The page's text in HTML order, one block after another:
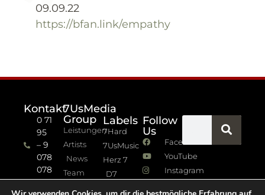
09.09.22
https://bfan.link/empathy
Kontakt
0 71
95
– 9
078
078
7UsMedia
Group
Leistungen
Artists
News
Team
Labels
7Hard
7UsMusic
Herz 7
D7
Follow
Us
Facebook
YouTube
Instagram